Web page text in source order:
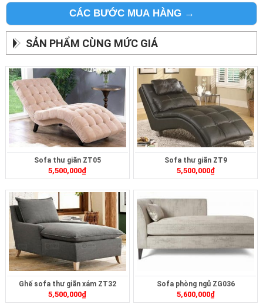
CÁC BƯỚC MUA HÀNG →
SẢN PHẨM CÙNG MỨC GIÁ
Sofa thư giãn ZT05
5,500,000₫
Sofa thư giãn ZT9
5,500,000₫
Ghế sofa thư giãn xám ZT32
5,500,000₫
Sofa phòng ngủ ZG036
5,600,000₫